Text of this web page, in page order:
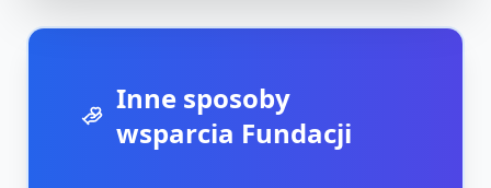
Inne sposoby
wsparcia Fundacji